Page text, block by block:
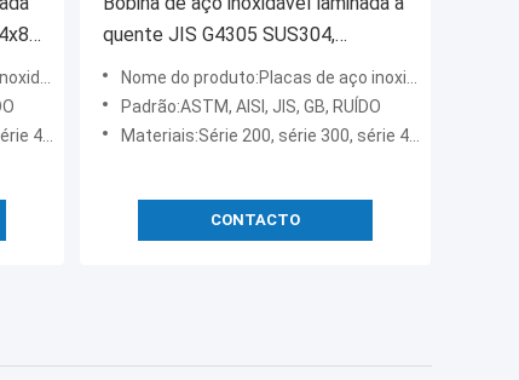
400
quente JIS G4305 SUS304,
espessura de 0,5 mm a 6,0 mm,
qualidade superior com certificado
do fabricante
Nome do produto:Placas de aço inoxidável
Padrão:ASTM, AISI, JIS, GB, RUÍDO
Materiais:Série 200, série 300, série 400
CONTACTO